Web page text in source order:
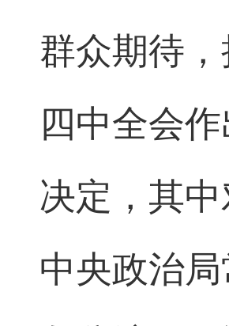
群众期待
四中全会
决定，其
中央政治